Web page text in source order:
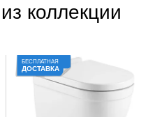
коллекции
БЕСПЛАТНАЯ
ДОСТАВКА